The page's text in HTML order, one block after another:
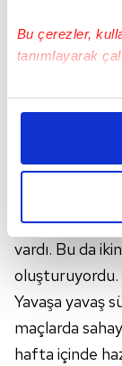
Bu çerezler,
tanımlayarak
Bu çerezlere
daha iyi reklam
amacımızın
elimizden gelen
kalemimiz
Her halükârda,
takdirde,
"MENSAH'A
Bernard
sakatlığını
antrenman
halindeyiz.
geldiğimizde
vardı. Bu da
oluşturuyordu.
Yavaşa yavaş
maçlarda
hafta içinde